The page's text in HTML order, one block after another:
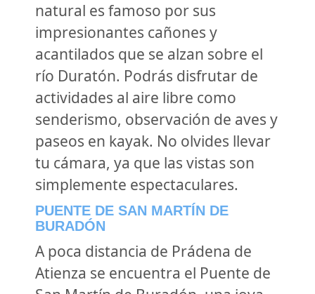
natural es famoso por sus
impresionantes cañones y
acantilados que se alzan sobre el
río Duratón. Podrás disfrutar de
actividades al aire libre como
senderismo, observación de aves y
paseos en kayak. No olvides llevar
tu cámara, ya que las vistas son
simplemente espectaculares.
PUENTE DE SAN MARTÍN DE
BURADÓN
A poca distancia de Prádena de
Atienza se encuentra el Puente de